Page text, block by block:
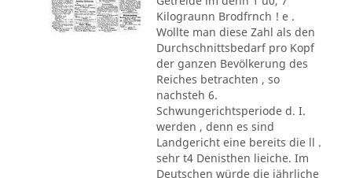
Kilograunn Brodfrnch ! e .
Wollte man diese Zahl als den
Durchschnittsbedarf pro Kopf
der ganzen Bevölkerung des
Reiches betrachten , so
nachsteh 6.
Schwungerichtsperiode d. I.
werden , denn es sind
Landgericht eine bereits die ll .
sehr t4 Denisthen lieiche. Im
Deutschen würde die jährliche